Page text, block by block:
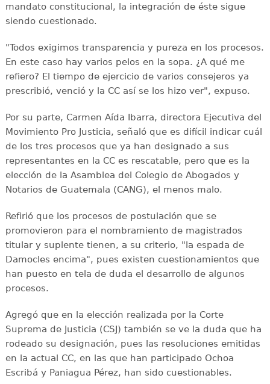
mandato constitucional, la integración de éste sigue
siendo cuestionado.
"Todos exigimos transparencia y pureza en los procesos.
En este caso hay varios pelos en la sopa. ¿A qué me
refiero? El tiempo de ejercicio de varios consejeros ya
prescribió, venció y la CC así se los hizo ver", expuso.
Por su parte, Carmen Aída Ibarra, directora Ejecutiva del
Movimiento Pro Justicia, señaló que es difícil indicar cuál
de los tres procesos que ya han designado a sus
representantes en la CC es rescatable, pero que es la
elección de la Asamblea del Colegio de Abogados y
Notarios de Guatemala (CANG), el menos malo.
Refirió que los procesos de postulación que se
promovieron para el nombramiento de magistrados
titular y suplente tienen, a su criterio, "la espada de
Damocles encima", pues existen cuestionamientos que
han puesto en tela de duda el desarrollo de algunos
procesos.
Agregó que en la elección realizada por la Corte
Suprema de Justicia (CSJ) también se ve la duda que ha
rodeado su designación, pues las resoluciones emitidas
en la actual CC, en las que han participado Ochoa
Escribá y Paniagua Pérez, han sido cuestionables.